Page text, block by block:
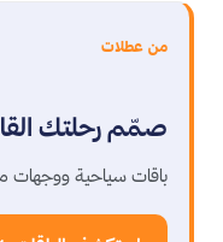
من عطلات
صمّم رحلتك
باقات سياحية ووجهات